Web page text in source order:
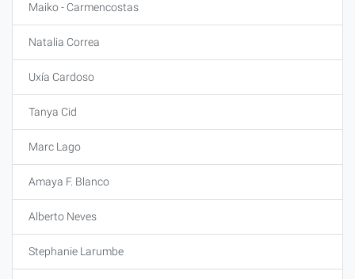
Maiko - Carmencostas
Natalia Correa
Uxía Cardoso
Tanya Cid
Marc Lago
Amaya F. Blanco
Alberto Neves
Stephanie Larumbe